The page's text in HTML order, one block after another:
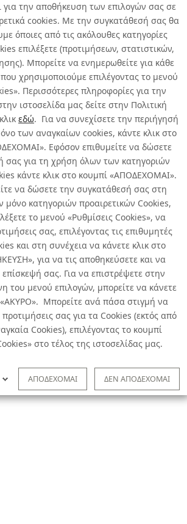
για την αποθήκευση των επιλογών σας σε
cookies. Με την συγκατάθεσή σας θα
όποιες από τις ακόλουθες κατηγορίες
επιλέξετε (προτιμήσεων, στατιστικών,
Μπορείτε να ενημερωθείτε για κάθε
χρησιμοποιούμε επιλέγοντας το μενού
Περισσότερες πληροφορίες για την
ιστοσελίδα μας δείτε στην Πολιτική
εδώ. Για να συνεχίσετε την περιήγησή
των αναγκαίων cookies, κάντε κλικ στο
Εφόσον επιθυμείτε να δώσετε
σας για τη χρήση όλων των κατηγοριών
κάντε κλικ στο κουμπί «ΑΠΟΔΕΧΟΜΑΙ».
να δώσετε την συγκατάθεσή σας στη
κατηγοριών προαιρετικών Cookies,
το μενού «Ρυθμίσεις Cookies», να
σας, επιλέγοντας τις επιθυμητές
και στη συνέχεια να κάνετε κλικ στο
για να τις αποθηκεύσετε και να
σας. Για να επιστρέψετε στην
του μενού επιλογών, μπορείτε να κάνετε
«ΑΚΥΡΟ». Μπορείτε ανά πάσα στιγμή να
προτιμήσεις σας για τα Cookies (εκτός από
Cookies), επιλέγοντας το κουμπί
στο τέλος της ιστοσελίδας μας.
ΔΕΝ ΑΠΟΔΕΧΟΜΑΙ
ΑΠΟΔΕΧΟΜΑΙ